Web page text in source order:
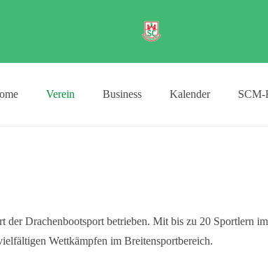
Verein Business Kalender SCM-
Drachenbootsport betrieben. Mit bis zu 20 Sportlern
Wettkämpfen im Breitensportbereich.